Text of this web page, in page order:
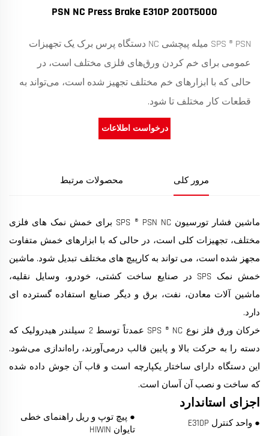
PSN NC Press Brake E310P 200T5000
SPS ® PSN میله پیچشی NC دستگاه پرس برک یک تجهیزات
عمومی برای خم کردن ورق‌های فلزی مختلف است، در
حالی که با ابزارهای خم مختلف تجهیز شده است، می‌تواند به
قطعات کار مختلف تا شود.
درخواست اطلاعات
مرور کلی محصولات مرتبط
ماشین فشار تورسیون SPS ® PSN NC برای خمش نمک های فلزی
مختلف، تجهیزات کلی است، در حالی که با ابزارهای خمش متفاوت
مجهز شده است، می تواند به کارپیچ های مختلف تبدیل شود. ماشین
خمش نمک SPS در صنایع ساخت کشتی، خودرو، وسایل نقلیه،
ماشین آلات معادن، نفت، برق و دیگر صنایع استفاده گسترده ای
دارد.
خرکان ورق فلز نوع SPS ® NC عمدتاً توسط 2 سیلندر هیدرولیک که
دسته را به حرکت بالا و پایین قالب درمی‌آورند، راه‌اندازی می‌شود.
این دستگاه دارای ساختار یکپارچه است و قاب آن جوش داده شده
که ساخت و نصب آن آسان است.
اجزای استاندارد
● واحد کنترل E310P
● پیچ توپ و ریل راهنمای خطی
تایوان HIWIN